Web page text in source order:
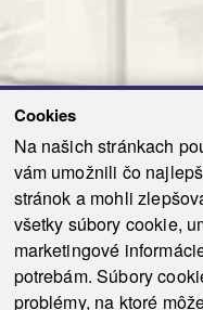
Cookies
Na našich stránkach
vám umožnili čo
stránok a mohli
všetky súbory cookie,
marketingové
potrebám. Súbory
problémy, na ktoré